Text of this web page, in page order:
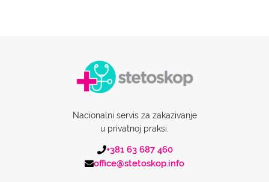
Nacionalni servis za zakazivanje
u privatnoj praksi.
+381 63 687 460
office@stetoskop.info